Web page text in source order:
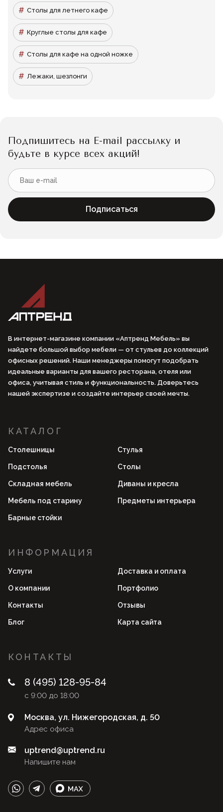
Столы для летнего кафе
Круглые столы для кафе
Столы для кафе на одной ножке
Лежаки, шезлонги
Подпишитесь на E-mail рассылку и
будьте в курсе всех акций!
Подписаться
В интернет-магазине компании «Аптренд Мебель» вы
найдете большой выбор мебели — от стульев до коллекций
офисных решений. Наши менеджеры помогут подобрать
идеальные варианты для вашего ресторана, отеля или
офиса, учитывая стиль и функциональность. Доверьтесь
нашей экспертизе и создайте интерьер своей мечты.
КАТАЛОГ
Столешницы Стулья
Подстолья Столы
Складная мебель Диваны и кресла
Мебель под старину Предметы интерьера
Барные стойки
ИНФОРМАЦИЯ
Услуги Доставка и оплата
О компании Портфолио
Контакты Отзывы
Блог Карта сайта
КОНТАКТЫ
8 (495) 128-95-84
с 9:00 до 18:00
Адрес офиса
Москва, ул. Нижегородская, д. 50
Напишите нам
uptrend@uptrend.ru